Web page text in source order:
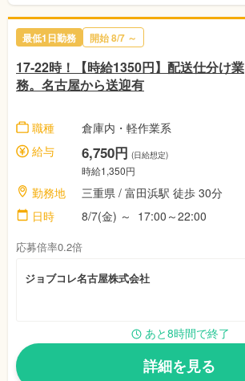
最低1日勤務 開始 8/7 ～
17-22時！【時給1350円】配送仕分け業
務。名古屋から送迎有
職種
倉庫内・軽作業系
給与
6,750円 (日給想定)
時給1,350円
勤務地
三重県 / 富田浜駅 徒歩 30分
日時
8/7(金) ～ 17:00～22:00
応募倍率0.2倍
ジョブコレ名古屋株式会社
あと8時間で終了
詳細を見る